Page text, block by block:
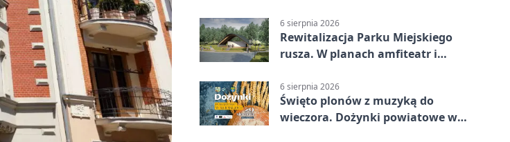
6 sierpnia 2026
Rewitalizacja Parku Miejskiego
rusza. W planach amfiteatr i
6 sierpnia 2026
Święto plonów z muzyką do
wieczora. Dożynki powiatowe w